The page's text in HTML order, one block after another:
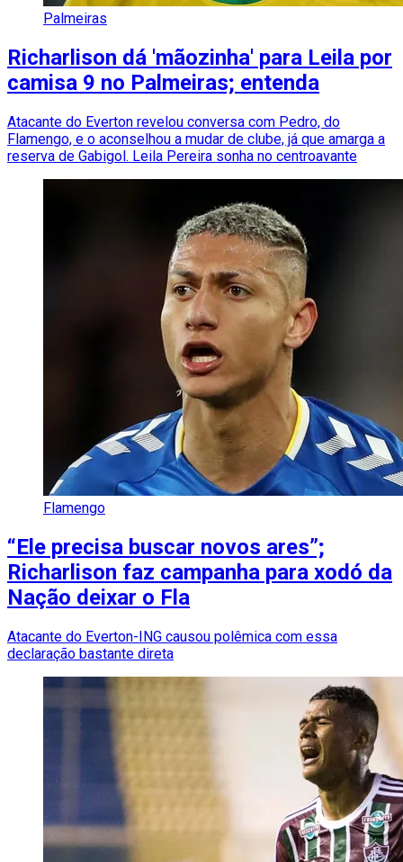
Palmeiras
Richarlison dá 'mãozinha' para Leila por
camisa 9 no Palmeiras; entenda
Atacante do Everton revelou conversa com Pedro, do
Flamengo, e o aconselhou a mudar de clube, já que amarga a
reserva de Gabigol. Leila Pereira sonha no centroavante
Flamengo
“Ele precisa buscar novos ares”;
Richarlison faz campanha para xodó da
Nação deixar o Fla
Atacante do Everton-ING causou polêmica com essa
declaração bastante direta